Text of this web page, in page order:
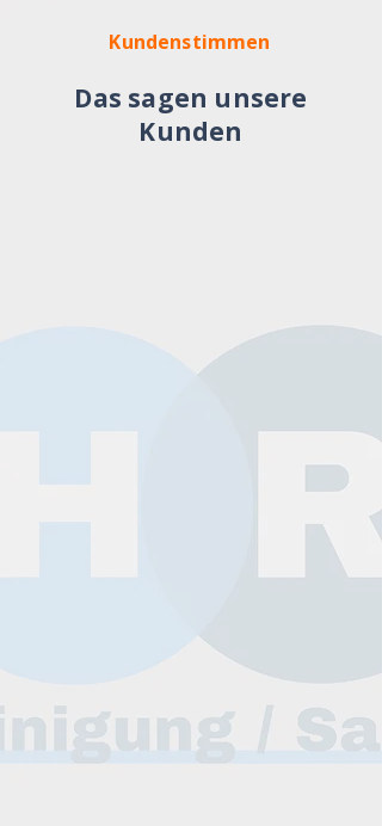
Das sagen unsere
Kunden
Kundenstimmen